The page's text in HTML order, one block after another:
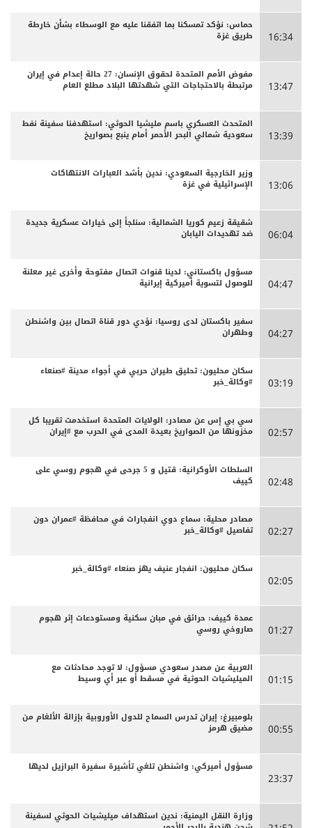
16:34
حماس: نؤكد تمسكنا بما اتفقنا عليه مع الوسطاء بشأن خارطة
طريق غزة
13:47
مفوض الأمم المتحدة لحقوق الإنسان: 27 حالة إعدام في إيران
مرتبطة بالاحتجاجات التي شهدتها البلاد مطلع العام
13:39
المتحدث العسكري باسم مليشيا الحوثي: استهدفنا سفينة نفط
سعودية شمالي البحر الأحمر أمام ينبع بصواريخ
13:06
وزير الخارجية السعودي: ندين بأشد العبارات الانتهاكات
الإسرائيلية في غزة
06:04
شقيقة زعيم كوريا الشمالية: سنلجأ إلى خيارات عسكرية جديدة
ضد تهديدات اليابان
04:47
مسؤول باكستاني: لدينا قنوات اتصال مفتوحة وأخرى غير معلنة
للوصول لتسوية أميركية إيرانية
04:27
سفير باكستان لدى روسيا: نؤدي دور قناة اتصال بين واشنطن
وطهران
03:19
سكان محليون: تحليق طيران حربي في أجواء مدينة #صنعاء
#وكالة_خبر
02:57
سي بي إس عن مصادر: الولايات المتحدة استخدمت تقريبا كل
مخزونها من الصواريخ بعيدة المدى في الحرب مع #إيران
02:48
السلطات الأوكرانية: قتيل و 5 جرحى في هجوم روسي على
كييف
02:27
مصادر محلية: سماع دوي انفجارات في محافظة #عمران دون
تفاصيل #وكالة_خبر
02:05
سكان محليون: انفجار عنيف يهز صنعاء #وكالة_خبر
01:27
عمدة كييف: حرائق في مبان سكنية ومستودعات إثر هجوم
صاروخي روسي
01:15
العربية عن مصدر سعودي مسؤول: لا توجد محادثات مع
الميليشيات الحوثية في مسقط أو عبر أي وسيط
00:55
بلومبيرغ: إيران تدرس السماح للدول الأوروبية بإزالة الألغام من
مضيق هرمز
23:37
مسؤول أميركي: واشنطن تلغي تأشيرة سفيرة البرازيل لديها
وزارة النقل اليمنية: ندين استهداف ميليشيات الحوثي لسفينة